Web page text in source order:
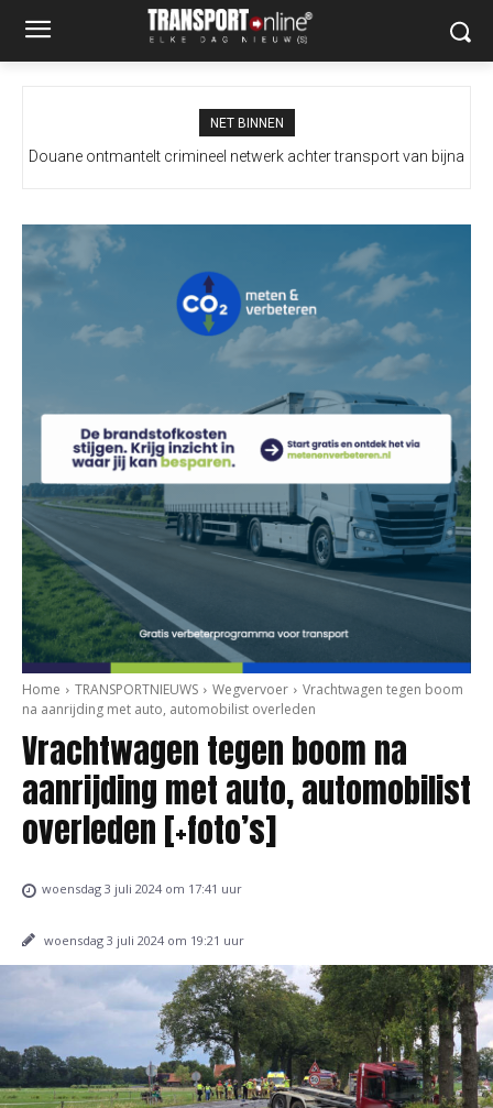
NET BINNEN
Douane ontmantelt crimineel netwerk achter transport van bijna
Italië wil grenscontroles niet intrekken na dreigement Spanje
Home TRANSPORTNIEUWS Wegvervoer
Vrachtwagen tegen boom
na aanrijding met auto, automobilist overleden
Vrachtwagen tegen boom na
aanrijding met auto, automobilist
overleden [+foto’s]
woensdag 3 juli 2024 om 17:41 uur
woensdag 3 juli 2024 om 19:21 uur